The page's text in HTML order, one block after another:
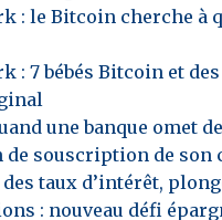
: le Bitcoin cherche à
: 7 bébés Bitcoin et
une banque omet
souscription de son
des taux d’intérêt,
: nouveau défi